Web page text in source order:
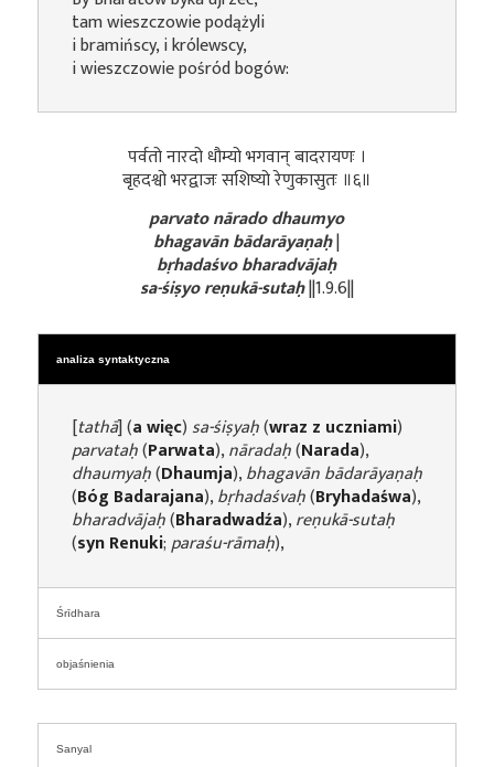
tam wieszczowie podążyli
i bramińscy, i królewscy,
i wieszczowie pośród bogów:
पर्वतो नारदो धौम्यो भगवान् बादरायणः ।
बृहदश्वो भरद्वाजः सशिष्यो रेणुकासुतः ॥६॥
parvato nārado dhaumyo
bhagavān bādarāyaṇaḥ|
bṛhadaśvo bharadvājaḥ
sa-śiṣyo reṇukā-sutaḥ||1.9.6||
analiza syntaktyczna
[tathā] (a więc)sa-śiṣyaḥ(wraz z uczniami)
parvataḥ(Parwata),nāradaḥ(Narada),
dhaumyaḥ(Dhaumja),bhagavān bādarāyaṇaḥ
(Bóg Badarajana),bṛhadaśvaḥ(Bryhadaśwa),
bharadvājaḥ(Bharadwadźa),reṇukā-sutaḥ
(syn Renuki;paraśu-rāmaḥ),
Śrīdhara
objaśnienia
Sanyal